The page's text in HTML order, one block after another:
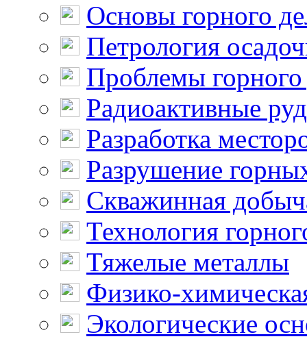
Основы горного
Петрология
Проблемы горного
Радиоактивные
Разработка
Разрушение
Скважинная
Технология
Тяжелые металлы
Физико-
Экологические